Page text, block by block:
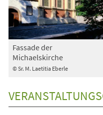
© Sr. M. Laetitia Eberle
Fassade der
Michaelskirche